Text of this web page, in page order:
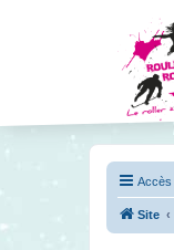
Accès
Site